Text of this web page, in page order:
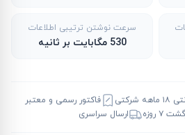
سرعت نوشتن ترتیبی اطلاعات
530 مگابایت بر ثانیه
شرکتی
فاکتور رسمی و معتبر
۷ روزه
ارسال سراسری